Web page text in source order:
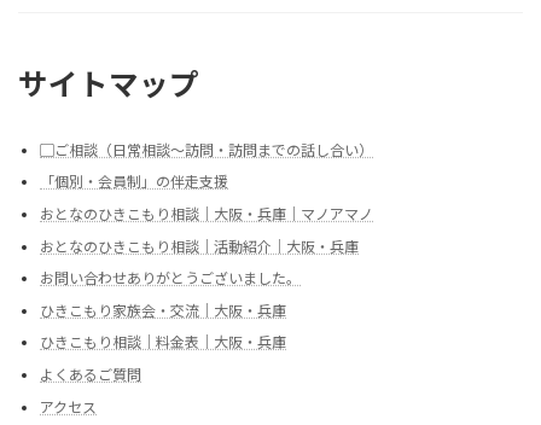
サイトマップ
▢ご相談（日常相談～訪問・訪問までの話し合い）
「個別・会員制」の伴走支援
おとなのひきこもり相談｜大阪・兵庫｜マノアマノ
おとなのひきこもり相談｜活動紹介｜大阪・兵庫
お問い合わせありがとうございました。
ひきこもり家族会・交流｜大阪・兵庫
ひきこもり相談｜料金表｜大阪・兵庫
よくあるご質問
アクセス